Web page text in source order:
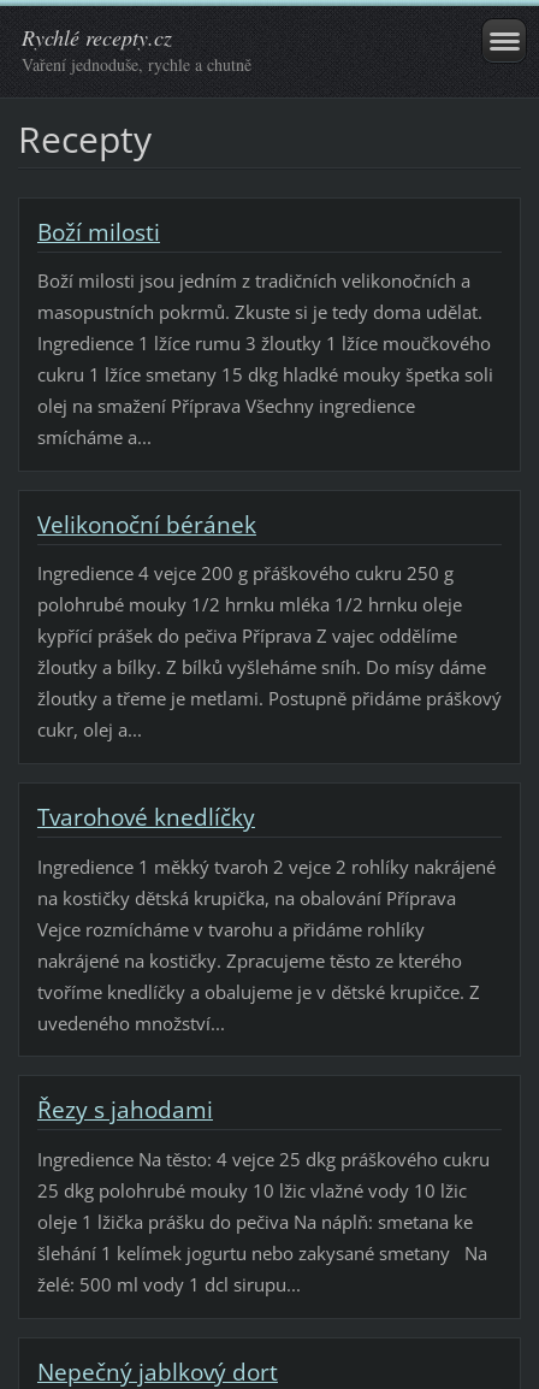
Rychlé recepty.cz
Vaření jednoduše, rychle a chutně
Recepty
Boží milosti
Boží milosti jsou jedním z tradičních velikonočních a
masopustních pokrmů. Zkuste si je tedy doma udělat.
Ingredience 1 lžíce rumu 3 žloutky 1 lžíce moučkového
cukru 1 lžíce smetany 15 dkg hladké mouky špetka soli
olej na smažení Příprava Všechny ingredience
smícháme a...
Velikonoční béránek
Ingredience 4 vejce 200 g přáškového cukru 250 g
polohrubé mouky 1/2 hrnku mléka 1/2 hrnku oleje
kypřící prášek do pečiva Příprava Z vajec oddělíme
žloutky a bílky. Z bílků vyšleháme sníh. Do mísy dáme
žloutky a třeme je metlami. Postupně přidáme práškový
cukr, olej a...
Tvarohové knedlíčky
Ingredience 1 měkký tvaroh 2 vejce 2 rohlíky nakrájené
na kostičky dětská krupička, na obalování Příprava
Vejce rozmícháme v tvarohu a přidáme rohlíky
nakrájené na kostičky. Zpracujeme těsto ze kterého
tvoříme knedlíčky a obalujeme je v dětské krupičce. Z
uvedeného množství...
Řezy s jahodami
Ingredience Na těsto: 4 vejce 25 dkg práškového cukru
25 dkg polohrubé mouky 10 lžic vlažné vody 10 lžic
oleje 1 lžička prášku do pečiva Na náplň: smetana ke
šlehání 1 kelímek jogurtu nebo zakysané smetany Na
želé: 500 ml vody 1 dcl sirupu...
Nepečný jablkový dort